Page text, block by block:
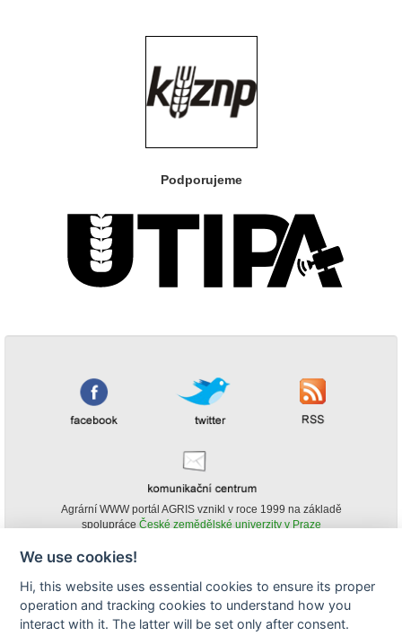
Podporujeme
Agrární WWW portál AGRIS vznikl v roce 1999 na základě
spolupráce České zemědělské univerzity v Praze
obsahu agrárního WWW portálu AGRIS je možné
(pokud není uvedeno jinak) pouze za podmínky uvedení zdroje v podobě
www.agris.cz a data publikace v AGRISu.
We use cookies!
Hi, this website uses essential cookies to ensure its proper
operation and tracking cookies to understand how you
interact with it. The latter will be set only after consent.